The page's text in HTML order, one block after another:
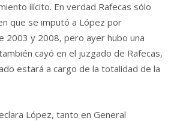
ilícito. En verdad Rafecas sólo
que se imputó a López por
2003 y 2008, pero ayer hubo una
cayó en el juzgado de Rafecas,
estará a cargo de la totalidad de la
López, tanto en General